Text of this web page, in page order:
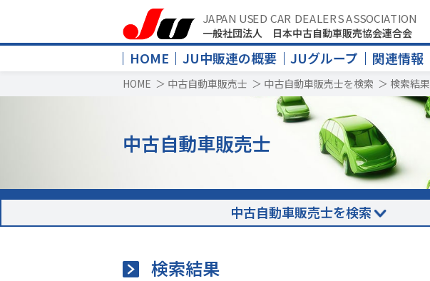
JAPAN USED CAR DEALERS ASSOCIATION
一般社団法人 日本中古自動車販売協会連合会
HOME JU中販連の概要 JUグループ 関連情報
HOME ＞ 中古自動車販売士 ＞ 中古自動車販売士を検索 ＞ 検索結果
中古自動車販売士
中古自動車販売士を検索
検索結果